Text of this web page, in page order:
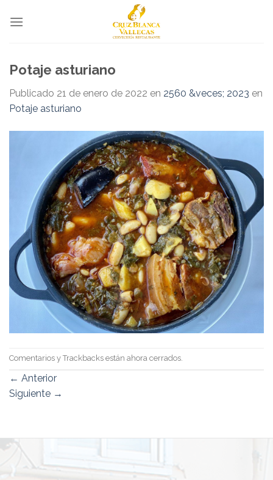
Potaje asturiano
Publicado 21 de enero de 2022 en 2560 &veces; 2023 en
Potaje asturiano
Comentarios y Trackbacks están ahora cerrados.
← Anterior
Siguiente →